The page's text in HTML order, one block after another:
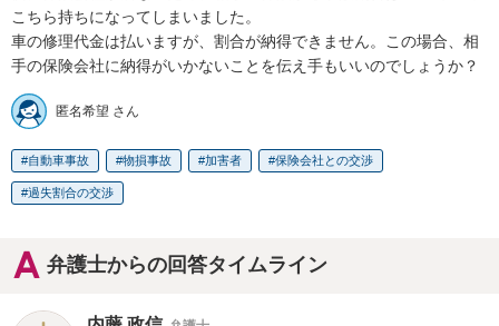
こちら持ちになってしまいました。
車の修理代金は払いますが、割合が納得できません。この場合、相
手の保険会社に納得がいかないことを伝え手もいいのでしょうか？
匿名希望 さん
自動車事故 物損事故 加害者 保険会社との交渉
過失割合の交渉
弁護士からの回答タイムライン